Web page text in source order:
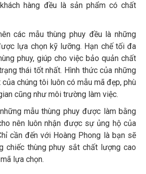
hàng đều là sản phẩm có chất
các mẫu thùng phuy đều là những
lựa chọn kỹ lưỡng. Hạn chế tối đa
phuy, giúp cho việc bảo quản chất
thái tốt nhất. Hình thức của những
chúng tôi luôn có mẫu mã đẹp, phù
cũng như môi trường làm việc.
mẫu thùng phuy được làm bằng
nên luôn nhận được sự ủng hộ của
cần đến với Hoàng Phong là bạn sẽ
chiếc thùng phuy sắt chất lượng cao
lựa chọn.